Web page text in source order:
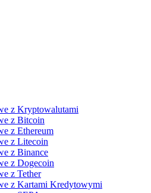
z Kryptowalutami
z Bitcoin
z Ethereum
z Litecoin
z Binance
z Dogecoin
z Tether
z Kartami Kredytowymi